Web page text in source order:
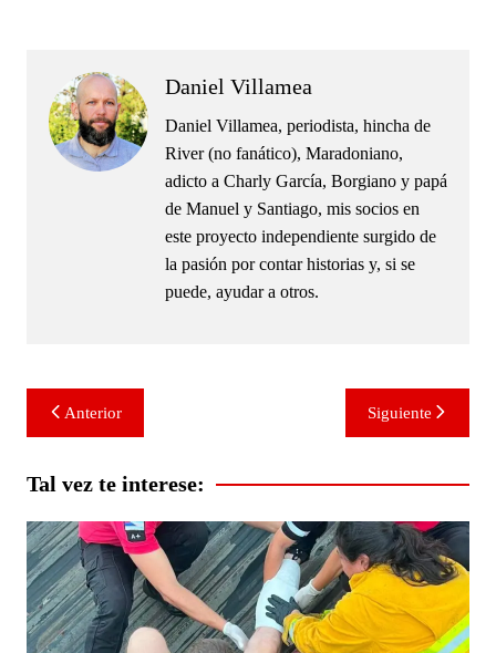
Daniel Villamea
Daniel Villamea, periodista, hincha de
River (no fanático), Maradoniano,
adicto a Charly García, Borgiano y papá
de Manuel y Santiago, mis socios en
este proyecto independiente surgido de
la pasión por contar historias y, si se
puede, ayudar a otros.
Navegación
de
entradas
Anterior Siguiente
Tal vez te interese: